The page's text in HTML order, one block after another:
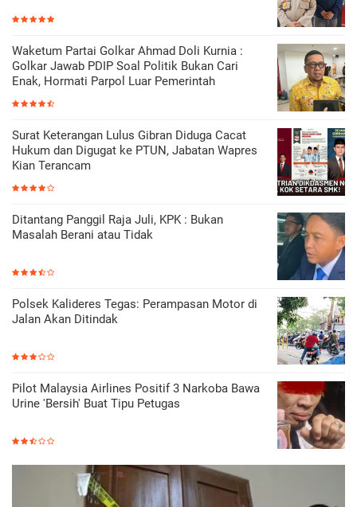
Waketum Partai Golkar Ahmad Doli Kurnia :
Golkar Jawab PDIP Soal Politik Bukan Cari
Enak, Hormati Parpol Luar Pemerintah
Surat Keterangan Lulus Gibran Diduga Cacat
Hukum dan Digugat ke PTUN, Jabatan Wapres
Kian Terancam
Ditantang Panggil Raja Juli, KPK : Bukan
Masalah Berani atau Tidak
Polsek Kalideres Tegas: Perampasan Motor di
Jalan Akan Ditindak
Pilot Malaysia Airlines Positif 3 Narkoba Bawa
Urine 'Bersih' Buat Tipu Petugas